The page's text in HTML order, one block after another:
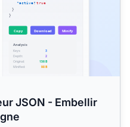
JSON - Embellir